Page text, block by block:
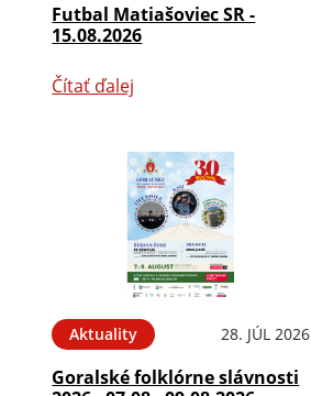
Futbal Matiašoviec SR -
15.08.2026
Čítať ďalej
Aktuality 28. JÚL 2026
Goralské folklórne slávnosti